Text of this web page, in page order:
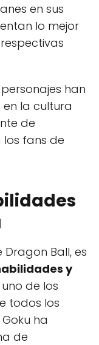
en sus
lo mejor
han
la cultura
de
fans de
Ball, es
y
de los
todos los
ha
de